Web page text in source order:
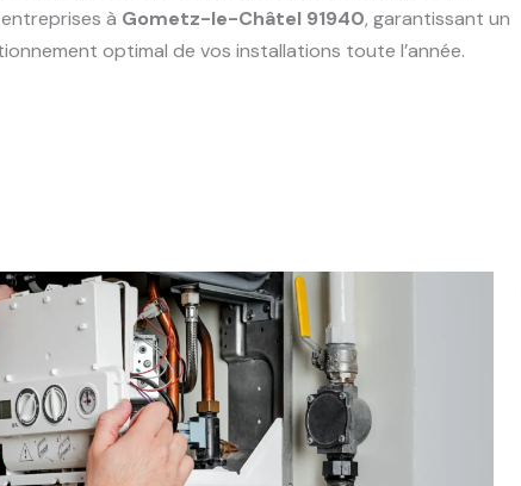
à Gometz-le-Châtel 91940, garantissant un
optimal de vos installations toute l’année.